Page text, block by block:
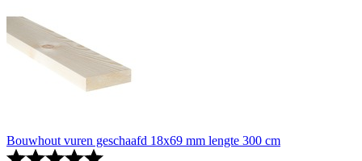
Bouwhout vuren geschaafd 18x69 mm lengte 300 cm